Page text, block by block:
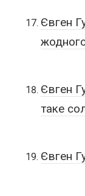
Євген
Євген
таке
Євген